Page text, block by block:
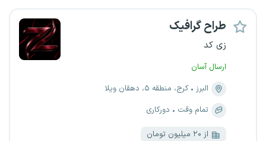
طراح گرافیک
زی کد
ارسال آسان
البرز
کرج، منطقه ۵، دهقان ویلا
تمام وقت
دورکاری
از ۲۰ میلیون تومان